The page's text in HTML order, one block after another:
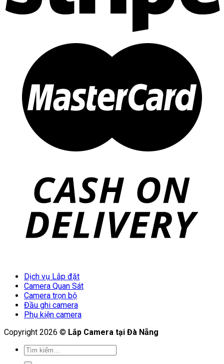
Dịch vụ Lắp đặt
Camera Quan Sát
Camera trọn bộ
Đầu ghi camera
Phụ kiện camera
Copyright 2026 © Lắp Camera tại Đà Nẵng
Tìm
kiếm: